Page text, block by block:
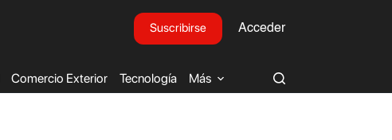
Suscribirse Acceder
Comercio Exterior Tecnología Más